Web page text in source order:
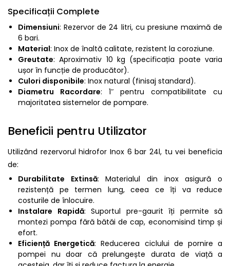
Specificații Complete
Dimensiuni: Rezervor de 24 litri, cu presiune maximă de
6 bari.
Material: Inox de înaltă calitate, rezistent la coroziune.
Greutate: Aproximativ 10 kg (specificația poate varia
ușor în funcție de producător).
Culori disponibile: Inox natural (finisaj standard).
Diametru Racordare: 1″ pentru compatibilitate cu
majoritatea sistemelor de pompare.
Beneficii pentru Utilizator
Utilizând rezervorul hidrofor Inox 6 bar 24l, tu vei beneficia
de:
Durabilitate Extinsă: Materialul din inox asigură o
rezistență pe termen lung, ceea ce îți va reduce
costurile de înlocuire.
Instalare Rapidă: Suportul pre-gaurit îți permite să
montezi pompa fără bătăi de cap, economisind timp și
efort.
Eficiență Energetică: Reducerea ciclului de pornire a
pompei nu doar că prelungește durata de viață a